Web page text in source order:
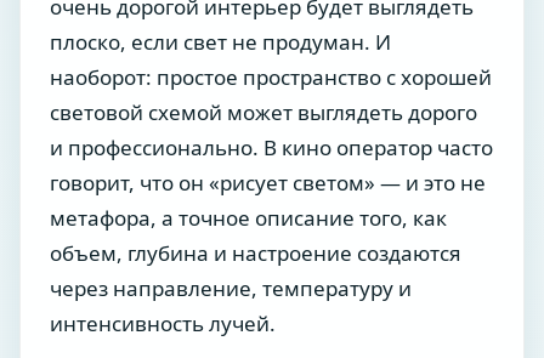
очень дорогой интерьер будет выглядеть
плоско, если свет не продуман. И
наоборот: простое пространство с хорошей
световой схемой может выглядеть дорого
и профессионально. В кино оператор часто
говорит, что он «рисует светом» — и это не
метафора, а точное описание того, как
объем, глубина и настроение создаются
через направление, температуру и
интенсивность лучей.